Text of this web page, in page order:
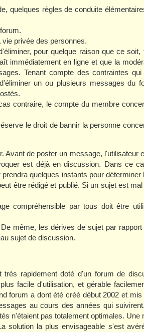
quelques règles de conduite
privée des personnes.
pour quelque raison que ce soit,
immédiatement en ligne et que la
Tenant compte des contraintes
un ou plusieurs messages du
contraire, le compte du membre
le droit de bannir la personne
Avant de poster un message, l'utilisateur
est déjà en discussion. Dans ce
quelques instants pour déterminer
être rédigé et publié. Si un sujet est
compréhensible par tous doit être
même, les dérives de sujet par rapport
sujet de discussion.
très rapidement doté d'un forum de
facile d'utilisation, et gérable
forum a dont été créé début 2002 et mis
au cours des années qui
n'étaient pas totalement optimales. Une
solution la plus envisageable s'est